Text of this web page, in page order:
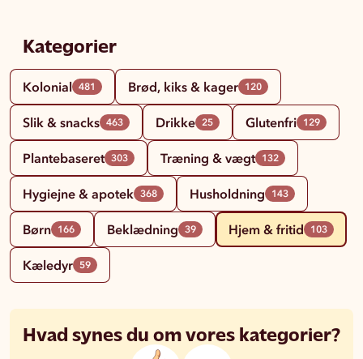
Kategorier
Kolonial 481 Brød, kiks & kager 120
Slik & snacks 463 Drikke 25 Glutenfri 129
Plantebaseret 303 Træning & vægt 132
Hygiejne & apotek 368 Husholdning 143
Børn 166 Beklædning 39 Hjem & fritid 103
Kæledyr 59
Hvad synes du om vores kategorier?